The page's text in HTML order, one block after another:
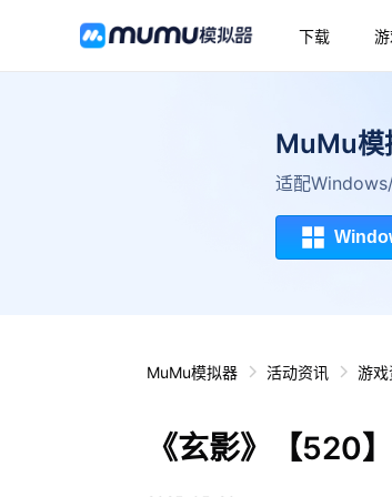
下载
MuMu模
适配
MuMu模拟器 活动资讯 游
《玄影》【520